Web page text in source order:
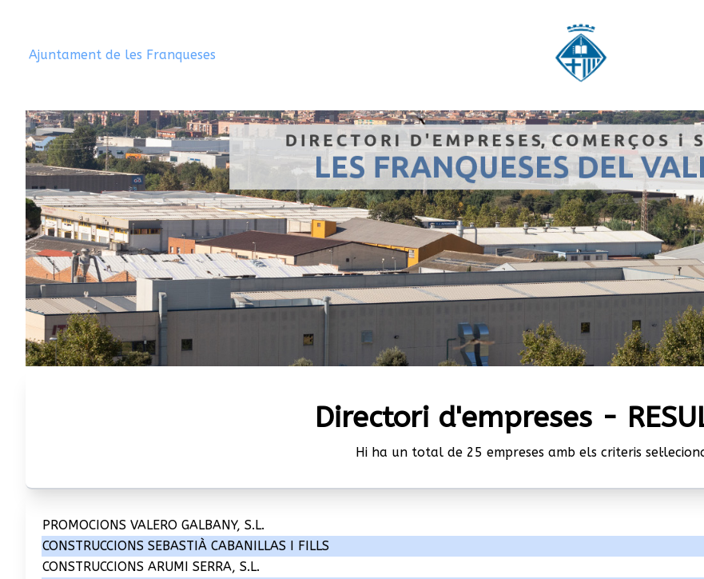
Ajuntament de les Franqueses
Directori d'empreses -
Hi ha un total de 25 empreses amb els criteris
PROMOCIONS VALERO GALBANY, S.L.
CONSTRUCCIONS SEBASTIÀ CABANILLAS I FILLS
CONSTRUCCIONS ARUMI SERRA, S.L.